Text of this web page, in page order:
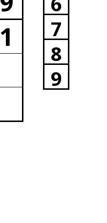
1
7
8
9